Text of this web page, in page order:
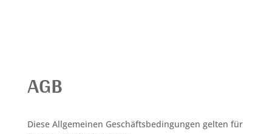
AGB
Diese Allgemeinen Geschäftsbedingungen gelten für